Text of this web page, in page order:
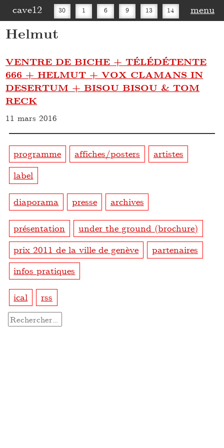
cave12 30 1 6 9 13 14 menu
Helmut
VENTRE DE BICHE + TÉLÉDÉTENTE
666 + HELMUT + VOX CLAMANS IN
DESERTUM + BISOU BISOU & TOM
RECK
11 mars 2016
programme affiches/posters
artistes
label
diaporama presse archives
présentation
under the ground (brochure)
prix 2011 de la ville de genève
partenaires
infos pratiques
ical rss
Rechercher :